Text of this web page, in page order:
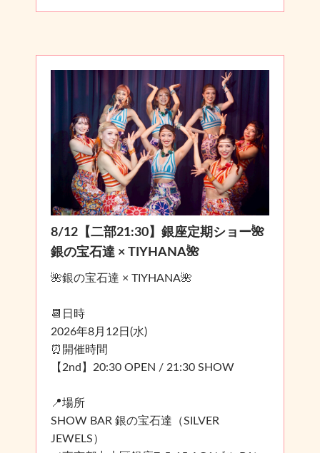
8/12【二部21:30】銀座定期ショー🌺
銀の宝石達 × TIYHANA🌺
🌺銀の宝石達 × TIYHANA🌺
📆日時
2026年8月12日(水)
⏰開催時間
【2nd】20:30 OPEN / 21:30 SHOW
📍場所
SHOW BAR 銀の宝石達（SILVER
JEWELS）